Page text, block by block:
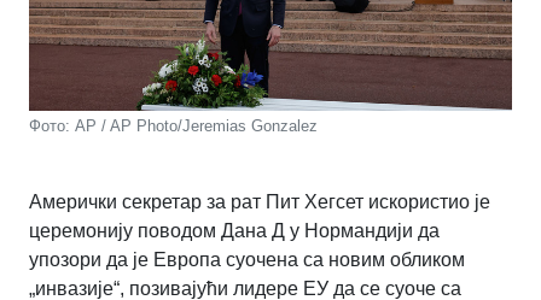
Фото: AP / AP Photo/Jeremias Gonzalez
Амерички секретар за рат Пит Хегсет искористио је
церемонију поводом Дана Д у Нормандији да
упозори да је Европа суочена са новим обликом
„инвазије“, позивајући лидере ЕУ да се суоче са